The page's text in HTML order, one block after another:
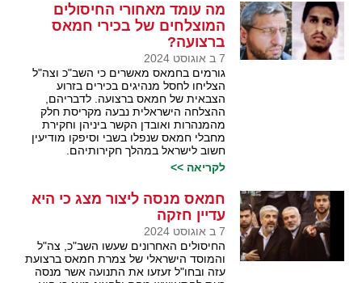
מה עומד מאחורי החיסולים
המוצלחים של בכירי חמאס
ברצועה?
7 ב אוגוסט 2024
גורמים בחמאס מאשרים כי השב"כ וצה"ל
הצליחו לחסל מנהיגים בכירים בזרוע
הצבאית של חמאס ברצועה. לדבריהם,
ההצלחה הישראלית נבעה מקריסת חלק
מהמנהרות ואובדן הקשר ביניהן וחקירת
מחבלי חמאס שנפלו בשבי וסיפקו מודיעין
חשוב לישראל במהלך חקירותיהם.
לקריאה >>
חמאס מנסה ליצור מצג כי היא
עדיין חזקה
7 ב אוגוסט 2024
החיסולים האחרונים שעשו השב"כ, צה"ל
והמוסד הישראלי של צמרת חמאס ברצועת
עזה ובחו"ל זעזעו את התנועה אשר מנסה